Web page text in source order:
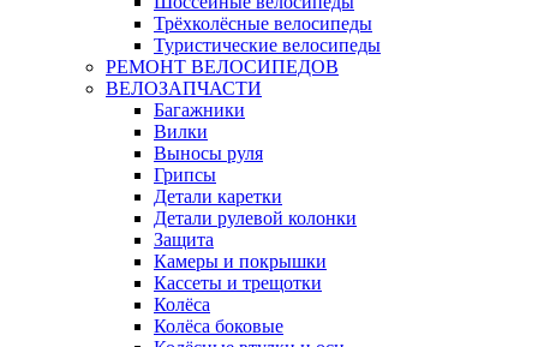
Трёхколёсные велосипеды
Туристические велосипеды
РЕМОНТ ВЕЛОСИПЕДОВ
ВЕЛОЗАПЧАСТИ
Багажники
Вилки
Выносы руля
Грипсы
Детали каретки
Детали рулевой колонки
Защита
Камеры и покрышки
Кассеты и трещотки
Колёса
Колёса боковые